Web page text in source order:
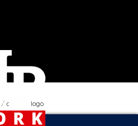
camisa logo